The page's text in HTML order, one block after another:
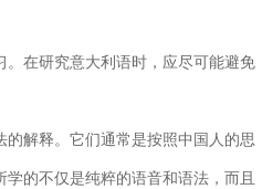
在研究意大利语时，应尽可能避免
解释。它们通常是按照中国人的思
的不仅是纯粹的语音和语法，而且